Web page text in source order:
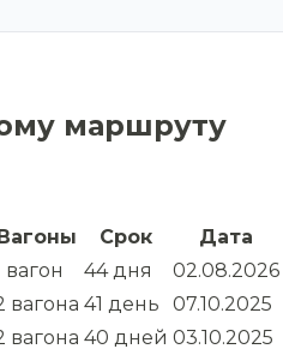
маршруту
Срок
Дата
вагон 44 дня
02.08.2026
вагона 41 день
07.10.2025
вагона 40 дней 03.10.2025